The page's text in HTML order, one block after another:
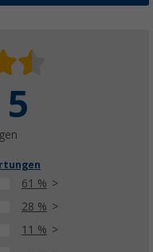
61 %
28 %
11 %